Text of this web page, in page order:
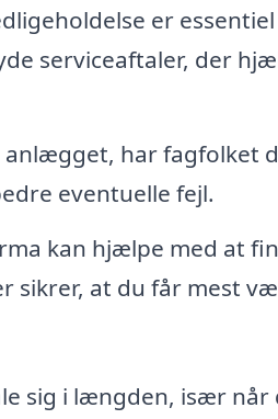
er
serviceaftaler, der
har fagfolket
eventuelle fejl.
kan hjælpe med at
sikrer, at du får mest
sig i længden, især